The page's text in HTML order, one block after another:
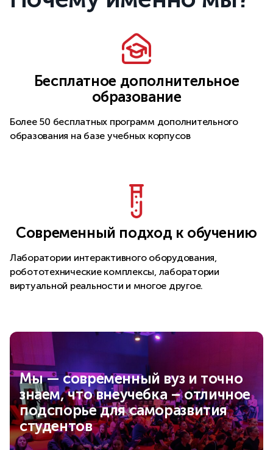
Бесплатное дополнительное
образование
Более 50 бесплатных программ дополнительного
образования на базе учебных корпусов
Современный подход к обучению
Лаборатории интерактивного оборудования,
робототехнические комплексы, лаборатории
виртуальной реальности и многое другое.
Мы — современный вуз и точно
знаем, что внеучебка – отличное
подспорье для саморазвития
студентов